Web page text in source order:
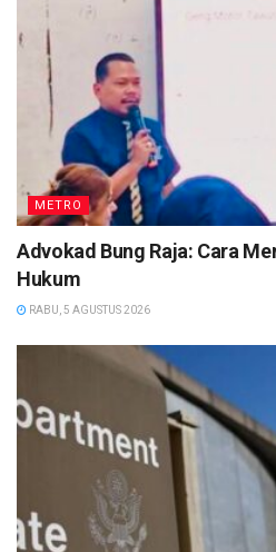
METRO
Advokad Bung Raja: Cara
Hukum
RABU, 5 AGUSTUS 2026